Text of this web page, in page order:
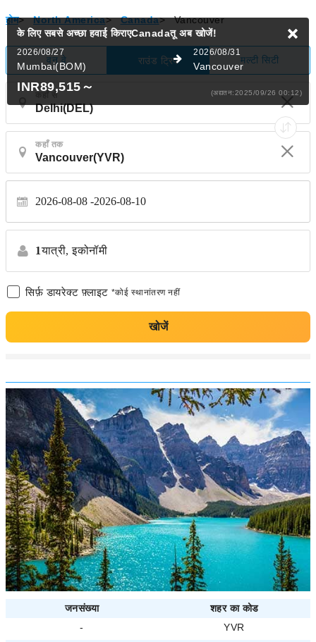
होम> North America> Canada> Vancouver
वन वे राउंड ट्रिप मल्टी सिटी
कहाँ से
कहाँ तक
2026-08-08 2026-08-10
1यात्री, इकोनॉमी
सिर्फ़ डायरेक्ट फ़्लाइट *कोई स्थानांतरण नहीं
खोजें
के लिए सबसे अच्छा हवाई किराएCanadaतूअब खोजें!
2026/08/27
Mumbai(BOM)
2026/08/31
Vancouver
INR89,515 ～ (अद्यतन:2025/09/26 00:12)
जनसंख्या
शहर का कोड
-
YVR